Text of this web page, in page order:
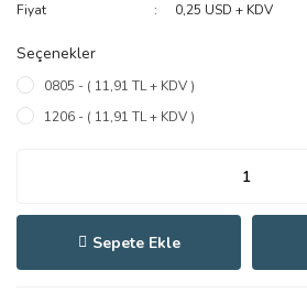
Fiyat
0,25 USD + KDV
Seçenekler
0805 - ( 11,91 TL + KDV )
1206 - ( 11,91 TL + KDV )
Sepete Ekle